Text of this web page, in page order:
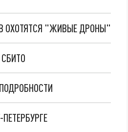
ОХОТЯТСЯ "ЖИВЫЕ ДРОНЫ"